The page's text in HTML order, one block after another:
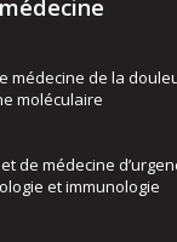
médecine de la
moléculaire
de médecine
et immunologie